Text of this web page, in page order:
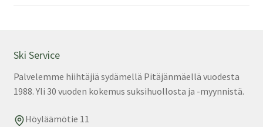
Ski Service
Palvelemme hiihtäjiä sydämellä Pitäjänmäellä vuodesta
1988. Yli 30 vuoden kokemus suksihuollosta ja -myynnistä.
Höyläämötie 11